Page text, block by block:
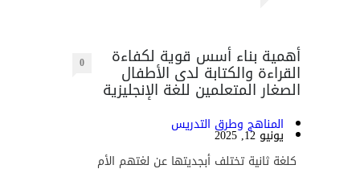
أهمية بناء أسس قوية لكفاءة
القراءة والكتابة لدى الأطفال
الصغار المتعلمين للغة الإنجليزية
0
المناهج وطرق التدريس
يونيو 12, 2025
كلغة ثانية تختلف أبجديتها عن لغتهم الأم